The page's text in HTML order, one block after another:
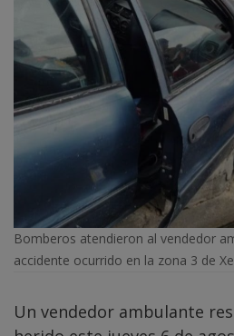
Bomberos atendieron al vendedor
accidente ocurrido en la zona 3 de
Un vendedor ambulante